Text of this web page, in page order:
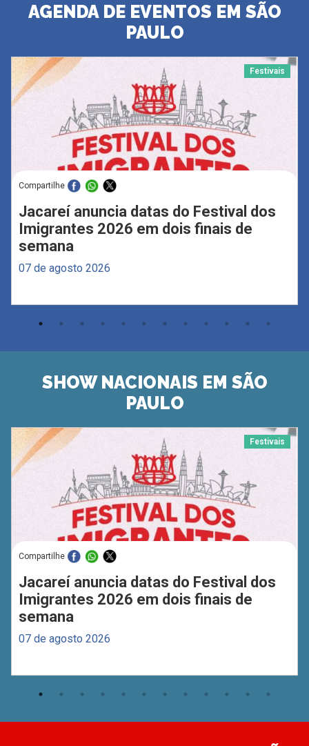
AGENDA DE EVENTOS EM SÃO
PAULO
Festivais
Compartilhe
Jacareí anuncia datas do Festival dos
Imigrantes 2026 em dois finais de
semana
07 de agosto 2026
SHOW NACIONAIS EM SÃO
PAULO
Festivais
Compartilhe
Jacareí anuncia datas do Festival dos
Imigrantes 2026 em dois finais de
semana
07 de agosto 2026